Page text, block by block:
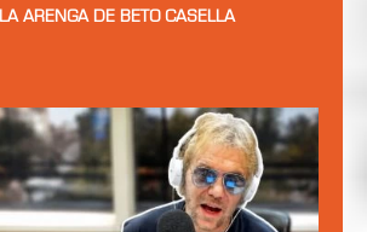
LA ARENGA DE BETO CASELLA